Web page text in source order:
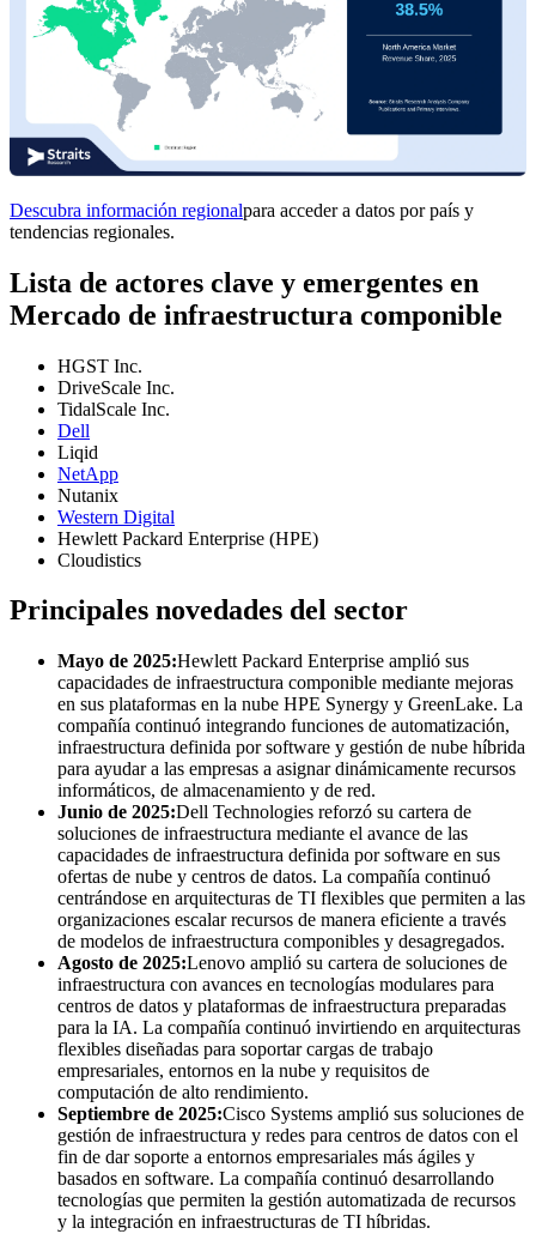
Descubra información regionalpara acceder a datos por país y
tendencias regionales.
Lista de actores clave y emergentes en
Mercado de infraestructura componible
HGST Inc.
DriveScale Inc.
TidalScale Inc.
Dell
Liqid
NetApp
Nutanix
Western Digital
Hewlett Packard Enterprise (HPE)
Cloudistics
Principales novedades del sector
Mayo de 2025:Hewlett Packard Enterprise amplió sus
capacidades de infraestructura componible mediante mejoras
en sus plataformas en la nube HPE Synergy y GreenLake. La
compañía continuó integrando funciones de automatización,
infraestructura definida por software y gestión de nube híbrida
para ayudar a las empresas a asignar dinámicamente recursos
informáticos, de almacenamiento y de red.
Junio ​​de 2025:Dell Technologies reforzó su cartera de
soluciones de infraestructura mediante el avance de las
capacidades de infraestructura definida por software en sus
ofertas de nube y centros de datos. La compañía continuó
centrándose en arquitecturas de TI flexibles que permiten a las
organizaciones escalar recursos de manera eficiente a través
de modelos de infraestructura componibles y desagregados.
Agosto de 2025:Lenovo amplió su cartera de soluciones de
infraestructura con avances en tecnologías modulares para
centros de datos y plataformas de infraestructura preparadas
para la IA. La compañía continuó invirtiendo en arquitecturas
flexibles diseñadas para soportar cargas de trabajo
empresariales, entornos en la nube y requisitos de
computación de alto rendimiento.
Septiembre de 2025:Cisco Systems amplió sus soluciones de
gestión de infraestructura y redes para centros de datos con el
fin de dar soporte a entornos empresariales más ágiles y
basados ​​en software. La compañía continuó desarrollando
tecnologías que permiten la gestión automatizada de recursos
y la integración en infraestructuras de TI híbridas.